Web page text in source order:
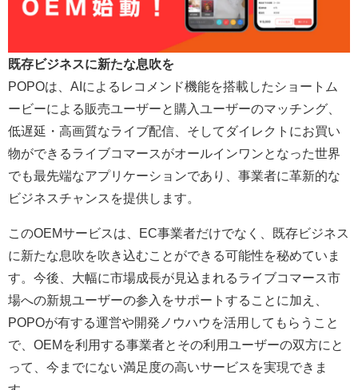
既存ビジネスに新たな息吹を
POPOは、AIによるレコメンド機能を搭載したショートム
ービーによる販売ユーザーと購入ユーザーのマッチング、
低遅延・高画質なライブ配信、そしてダイレクトにお買い
物ができるライブコマースがオールインワンとなった世界
でも最先端なアプリケーションであり、事業者に革新的な
ビジネスチャンスを提供します。
このOEMサービスは、EC事業者だけでなく、既存ビジネス
に新たな息吹を吹き込むことができる可能性を秘めていま
す。今後、大幅に市場成長が見込まれるライブコマース市
場への新規ユーザーの参入をサポートすることに加え、
POPOが有する運営や開発ノウハウを活用してもらうこと
で、OEMを利用する事業者とその利用ユーザーの双方にと
って、今までにない満足度の高いサービスを実現できま